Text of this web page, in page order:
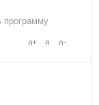
программу